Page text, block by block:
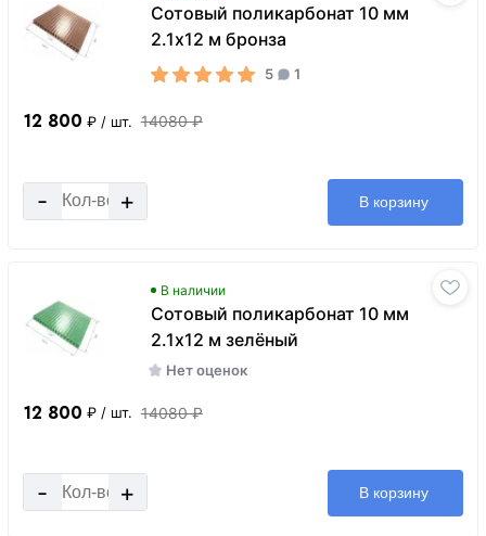
Сотовый поликарбонат 10 мм
2.1х12 м бронза
5 1
12 800 ₽ / шт. 14080 ₽
- + В корзину
В наличии
Сотовый поликарбонат 10 мм
2.1х12 м зелёный
Нет оценок
12 800 ₽ / шт. 14080 ₽
- + В корзину